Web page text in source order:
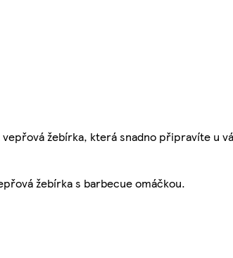
vepřová žebírka, která snadno připravíte u
žebírka s barbecue omáčkou.